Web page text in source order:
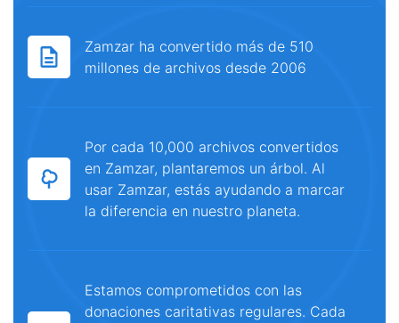
Zamzar ha convertido más de 510
millones de archivos desde 2006
Por cada 10,000 archivos convertidos
en Zamzar, plantaremos un árbol. Al
usar Zamzar, estás ayudando a marcar
la diferencia en nuestro planeta.
Estamos comprometidos con las
donaciones caritativas regulares. Cada